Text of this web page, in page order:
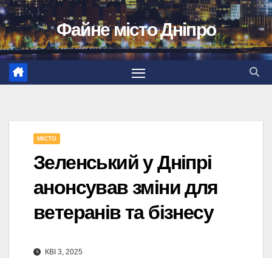
Перейти
до
вмісту
Файне місто Дніпро
МІСТО
Зеленський у Дніпрі
анонсував зміни для
ветеранів та бізнесу
КВІ 3, 2025